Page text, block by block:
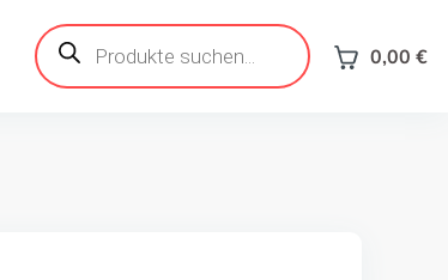
Products
search 0,00 €